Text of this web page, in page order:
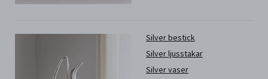
Silver bestick
Silver ljusstakar
Silver vaser